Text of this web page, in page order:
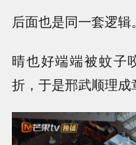
后面也是同一套逻辑。
晴也好端端被蚊子
折，于是邢武顺理成